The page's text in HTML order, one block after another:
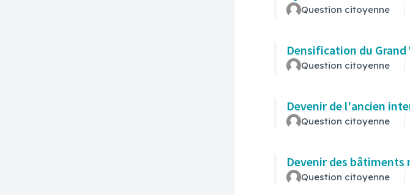
Question citoyenne
Densification du Grand
Question citoyenne
Devenir de l'ancien
Question citoyenne
Devenir des bâtiments
Question citoyenne